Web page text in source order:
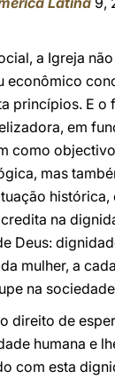
a Igreja
econômico
princípios. E o
em
como
mas
histórica,
na
Deus:
mulher, a
na
direito de
humana e
com esta